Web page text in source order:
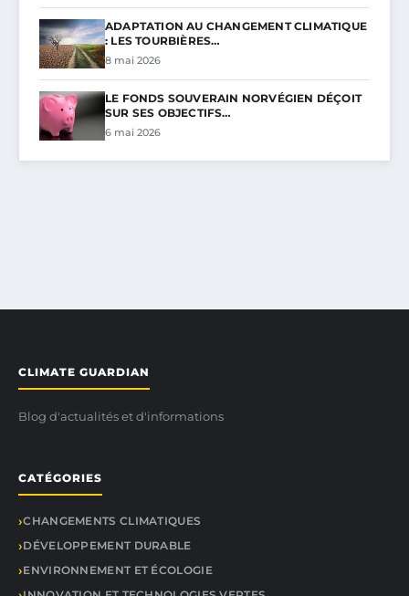
ADAPTATION AU CHANGEMENT CLIMATIQUE
: LES TOURBIÈRES…
8 mai 2026
LE FONDS SOUVERAIN NORVÉGIEN DÉÇOIT
SUR SES OBJECTIFS…
6 mai 2026
CLIMATE GUARDIAN
Blog d'actualités et d'informations
CATÉGORIES
CHANGEMENTS CLIMATIQUES
DÉVELOPPEMENT DURABLE
ENVIRONNEMENT ET ÉCOLOGIE